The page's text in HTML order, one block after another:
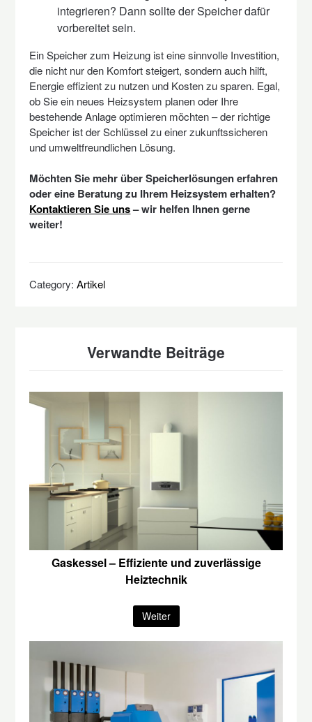
integrieren? Dann sollte der Speicher dafür
vorbereitet sein.
Ein Speicher zum Heizung ist eine sinnvolle Investition,
die nicht nur den Komfort steigert, sondern auch hilft,
Energie effizient zu nutzen und Kosten zu sparen. Egal,
ob Sie ein neues Heizsystem planen oder Ihre
bestehende Anlage optimieren möchten – der richtige
Speicher ist der Schlüssel zu einer zukunftssicheren
und umweltfreundlichen Lösung.
Möchten Sie mehr über Speicherlösungen erfahren
oder eine Beratung zu Ihrem Heizsystem erhalten?
Kontaktieren Sie uns– wir helfen Ihnen gerne
weiter!
Category:Artikel
Verwandte Beiträge
Gaskessel – Effiziente und zuverlässige
Heiztechnik
Weiter